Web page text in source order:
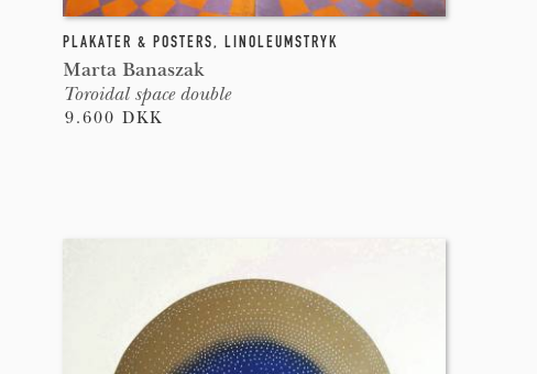
PLAKATER & POSTERS, LINOLEUMSTRYK
Marta Banaszak
Toroidal space double
9.600 DKK